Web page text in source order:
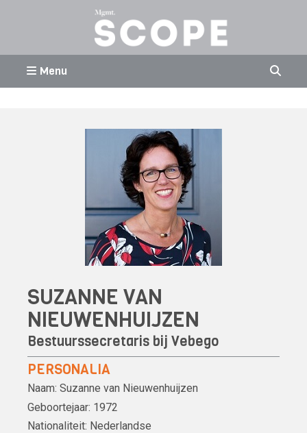
Menu
SUZANNE VAN
NIEUWENHUIJZEN
Bestuurssecretaris bij Vebego
PERSONALIA
Naam: Suzanne van Nieuwenhuijzen
Geboortejaar: 1972
Nationaliteit: Nederlandse